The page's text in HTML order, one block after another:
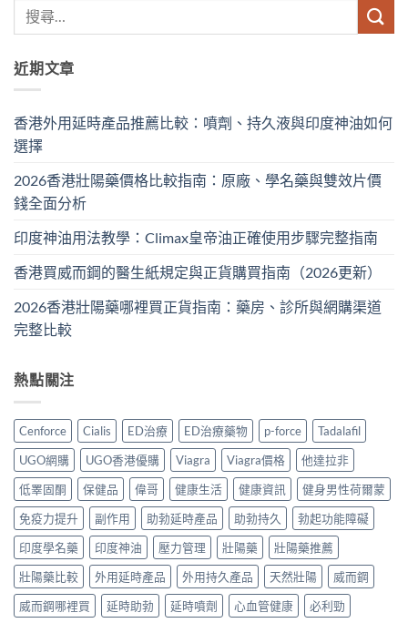
近期文章
香港外用延時產品推薦比較：噴劑、持久液與印度神油如何
選擇
2026香港壯陽藥價格比較指南：原廠、學名藥與雙效片價
錢全面分析
印度神油用法教學：Climax皇帝油正確使用步驟完整指南
香港買威而鋼的醫生紙規定與正貨購買指南（2026更新）
2026香港壯陽藥哪裡買正貨指南：藥房、診所與網購渠道
完整比較
熱點關注
Cenforce Cialis ED治療 ED治療藥物 p-force
Tadalafil
UGO網購
UGO香港優購 Viagra Viagra價格
他達拉非
低睪固酮
保健品 偉哥 健康生活 健康資訊
健身男性荷爾蒙
免疫力提升
副作用 助勃延時產品 助勃持久
勃起功能障礙
印度學名藥
印度神油 壓力管理 壯陽藥
壯陽藥推薦
壯陽藥比較
外用延時產品 外用持久產品 天然壯陽
威而鋼
威而鋼哪裡買
延時助勃 延時噴劑 心血管健康 必利勁